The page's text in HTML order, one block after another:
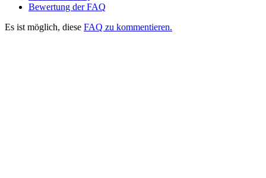
Bewertung der FAQ
Es ist möglich, diese FAQ zu kommentieren.